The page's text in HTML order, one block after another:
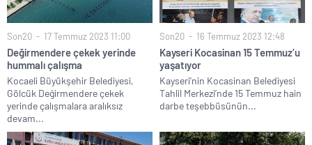
Son20 17 Temmuz 2023 11:00
Değirmendere çekek yerinde
hummalı çalışma
Kocaeli Büyükşehir Belediyesi,
Gölcük Değirmendere çekek
yerinde çalışmalara aralıksız
devam...
Son20 16 Temmuz 2023 12:48
Kayseri Kocasinan 15 Temmuz’u
yaşatıyor
Kayseri'nin Kocasinan Belediyesi
Tahlil Merkezi’nde 15 Temmuz hain
darbe teşebbüsünün...